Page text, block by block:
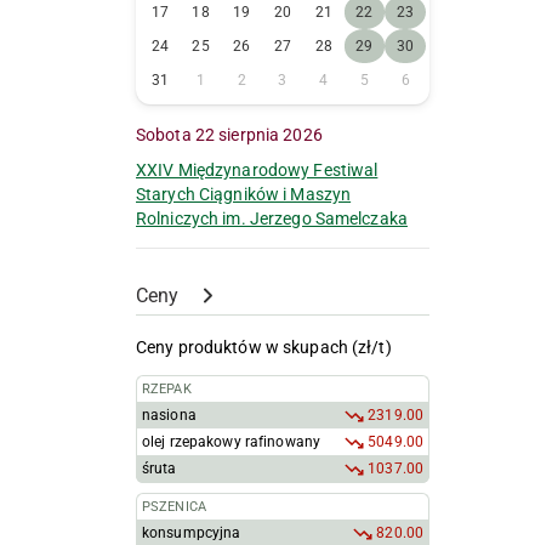
17
18 19 20 21 22
23
24
25 26 27 28 29
30
31
1 2 3 4 5 6
Sobota 22 sierpnia 2026
XXIV Międzynarodowy Festiwal
Starych Ciągników i Maszyn
Rolniczych im. Jerzego Samelczaka
Ceny
Ceny produktów w skupach (zł/t)
RZEPAK
nasiona
2319.00
olej rzepakowy rafinowany
5049.00
śruta
1037.00
PSZENICA
konsumpcyjna
820.00